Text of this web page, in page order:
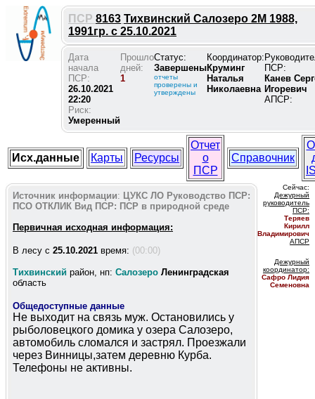
ПСР 8163 Тихвинский Салозеро 2М 1988,
1991гр. с 25.10.2021
Дата
начала
ПСР:
26.10.2021
22:20
Риск:
Умеренный
Прошло
дней:
1
Статус:
Завершены
отчеты
проверены и
утверждены
Координатор:
Круминг
Наталья
Николаевна
ПСР:
Канев
Игоревич
АПСР:
Исх.данные Карты Ресурсы
Отчет
о
ПСР
Справочник
Источник информации: ЦУКС ЛО Руководство ПСР:
ПСО ОТКЛИК Вид ПСР: ПСР в природной среде
Первичная исходная информация:
В лесу c 25.10.2021 время: (00:00)
Тихвинский район, нп: Салозеро Ленинградская
область
Общедоступные данные
Не выходит на связь муж. Остановились у
рыболовецкого домика у озера Салозеро,
автомобиль сломался и застрял. Проезжали
через Винницы,затем деревню Курба.
Телефоны не активны.
Сейчас:
Дежурный
руководитель
ПСР:
Теряев
Кирилл
Владимирович
АПСР
Дежурный
координатор:
Сафро Лидия
Семеновна